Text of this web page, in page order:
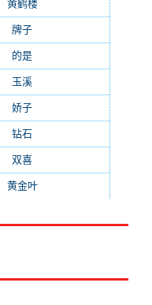
黄鹤楼(315)
牌子
的是
玉溪
娇子
钻石
双喜
黄金叶(151)